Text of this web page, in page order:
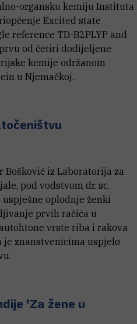
organsku kemiju Instituta
Excited state
reference TD-B2PLYP and
prvu od četiri dodijeljene
kemije održanom
u Njemačkoj.
iz Laboratorija za
pod vodstvom dr. sc.
uspješne oplodnje ženki
prvih račića u
vrste riba i rakova
je znanstvenicima uspjelo
'Za žene u